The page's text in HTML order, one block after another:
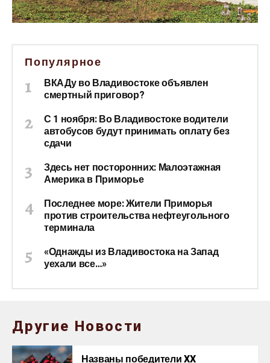
Популярное
ВКАДу во Владивостоке объявлен
смертный приговор?
С 1 ноября: Во Владивостоке водители
автобусов будут принимать оплату без
сдачи
Здесь нет посторонних: Малоэтажная
Америка в Приморье
Последнее море: Жители Приморья
против строительства нефтеугольного
терминала
«Однажды из Владивостока на Запад
уехали все…»
Другие Новости
Названы победители XX